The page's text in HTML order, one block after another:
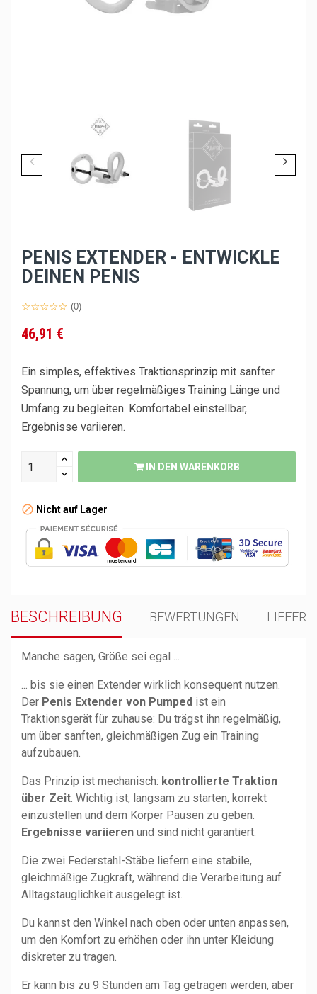
PENIS EXTENDER - ENTWICKLE
DEINEN PENIS
(0)
46,91 €
Ein simples, effektives Traktionsprinzip mit sanfter
Spannung, um über regelmäßiges Training Länge und
Umfang zu begleiten. Komfortabel einstellbar,
Ergebnisse variieren.
IN DEN WARENKORB
Nicht auf Lager
BESCHREIBUNG BEWERTUNGEN
Manche sagen, Größe sei egal ...
... bis sie einen Extender wirklich konsequent nutzen.
Der Penis Extender von Pumped ist ein
Traktionsgerät für zuhause: Du trägst ihn regelmäßig,
um über sanften, gleichmäßigen Zug ein Training
aufzubauen.
Das Prinzip ist mechanisch: kontrollierte Traktion
über Zeit. Wichtig ist, langsam zu starten, korrekt
einzustellen und dem Körper Pausen zu geben.
Ergebnisse variieren und sind nicht garantiert.
Die zwei Federstahl-Stäbe liefern eine stabile,
gleichmäßige Zugkraft, während die Verarbeitung auf
Alltagstauglichkeit ausgelegt ist.
Du kannst den Winkel nach oben oder unten anpassen,
um den Komfort zu erhöhen oder ihn unter Kleidung
diskreter zu tragen.
Er kann bis zu 9 Stunden am Tag getragen werden, aber